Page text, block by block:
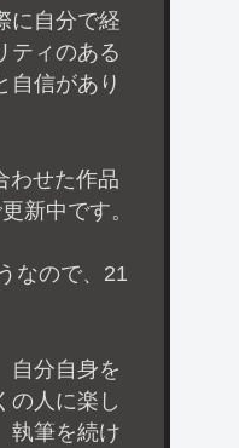
に自分で経
ティのある
自信があり
わせた作品
新中です。
なので、21
自分自身を
の人に楽し
執筆を続け